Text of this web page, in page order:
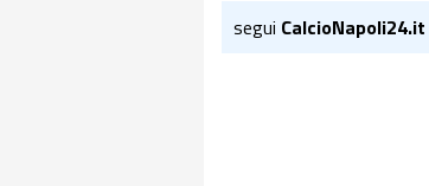
segui CalcioNapoli24.it